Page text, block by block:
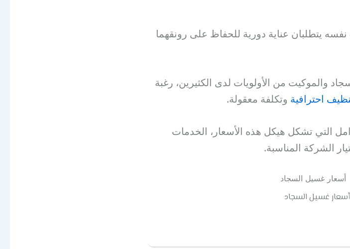
يتطلبان عناية دورية للحفاظ على رونقهما
والموكيت من الأولويات لدى الكثيرين، رغبة
احترافية وتكلفة معقولة.
التي تشكل هيكل هذه الأسعار، الخدمات
الشركة المناسبة.
أسعار غسيل السجاد